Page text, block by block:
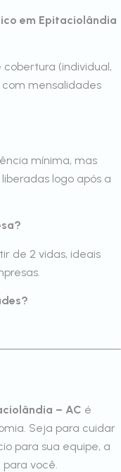
em Epitaciolândia
(individual,
mensalidades
mínima, mas
logo após a
de 2 vidas, ideais
– AC é
Seja para cuidar
para sua equipe, a
você.